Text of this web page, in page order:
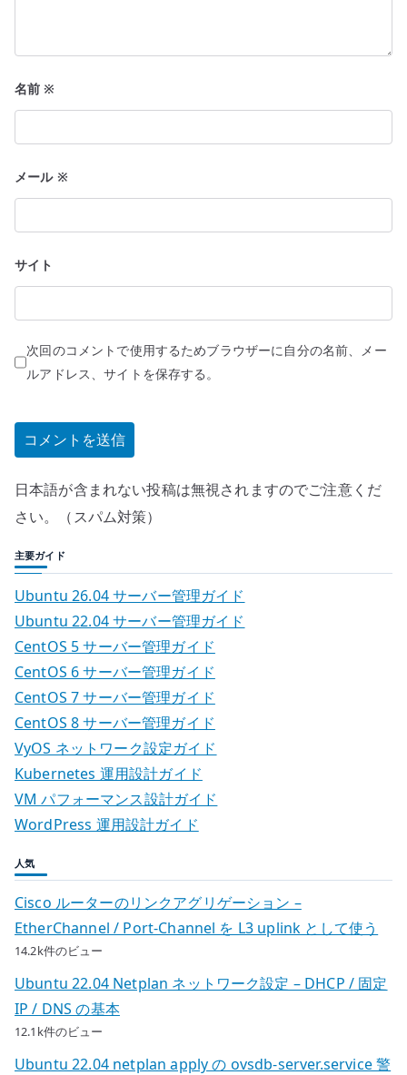
名前※
メール ※
サイト
次回のコメントで使用するためブラウザーに自分の名前、メー
ルアドレス、サイトを保存する。
日本語が含まれない投稿は無視されますのでご注意くだ
さい。（スパム対策）
主要ガイド
Ubuntu 26.04 サーバー管理ガイド
Ubuntu 22.04 サーバー管理ガイド
CentOS 5 サーバー管理ガイド
CentOS 6 サーバー管理ガイド
CentOS 7 サーバー管理ガイド
CentOS 8 サーバー管理ガイド
VyOS ネットワーク設定ガイド
Kubernetes 運用設計ガイド
VM パフォーマンス設計ガイド
WordPress 運用設計ガイド
人気
Cisco ルーターのリンクアグリゲーション –
EtherChannel / Port-Channel を L3 uplink として使う
14.2k件のビュー
Ubuntu 22.04 Netplan ネットワーク設定 – DHCP / 固定
IP / DNS の基本
12.1k件のビュー
Ubuntu 22.04 netplan apply の ovsdb-server.service 警